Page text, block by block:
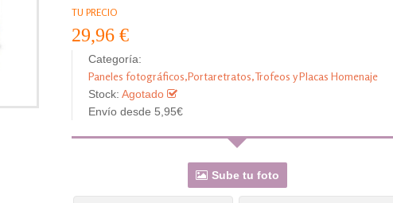
TU PRECIO
29,96 €
Categoría:
Paneles fotográficos,Portaretratos,Trofeos y Placas Homenaje
Stock:Agotado
Envío desde 5,95€
Sube tu foto